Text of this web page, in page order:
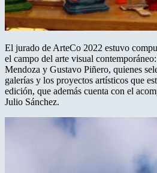
El jurado de ArteCo 2022 estuvo
el campo del arte visual
Mendoza y Gustavo Piñero, quienes
galerías y los proyectos artísticos que
edición, que además cuenta con el
Julio Sánchez.